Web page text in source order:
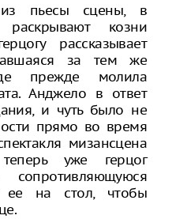
из пьесы сцены, в
козни
рассказывает
за тем же
прежде молила
Анджело в ответ
и чуть было не
прямо во время
мизансцена
теперь уже герцог
сопротивляющуюся
ее на стол, чтобы